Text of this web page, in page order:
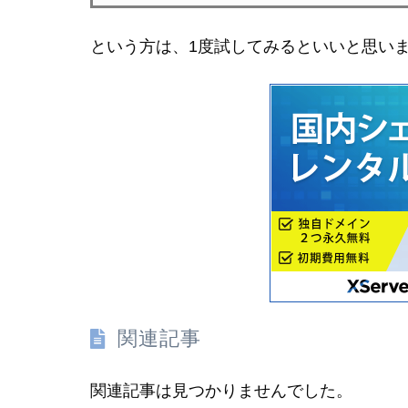
という方は、1度試してみるといいと思い
関連記事
関連記事は見つかりませんでした。